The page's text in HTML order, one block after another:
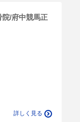
院/府中競馬正
詳しく見る